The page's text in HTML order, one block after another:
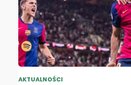
AKTUALNOŚCI